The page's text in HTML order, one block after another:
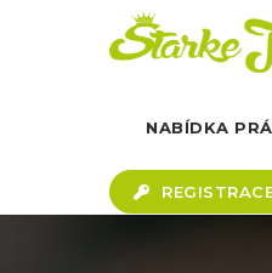
NABÍDKA